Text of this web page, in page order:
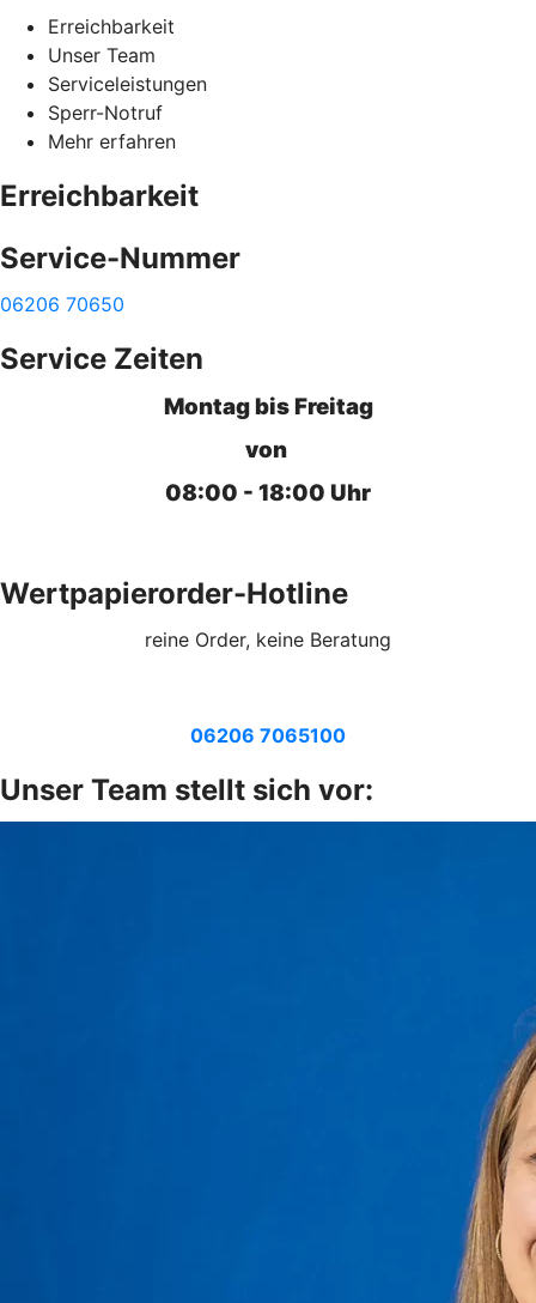
Erreichbarkeit
Unser Team
Serviceleistungen
Sperr-Notruf
Mehr erfahren
Erreichbarkeit
Service-Nummer
06206 70650
Service Zeiten
Montag bis Freitag
von
08:00 - 18:00 Uhr
Wertpapierorder-Hotline
reine Order, keine Beratung
06206 7065100
Unser Team stellt sich vor: